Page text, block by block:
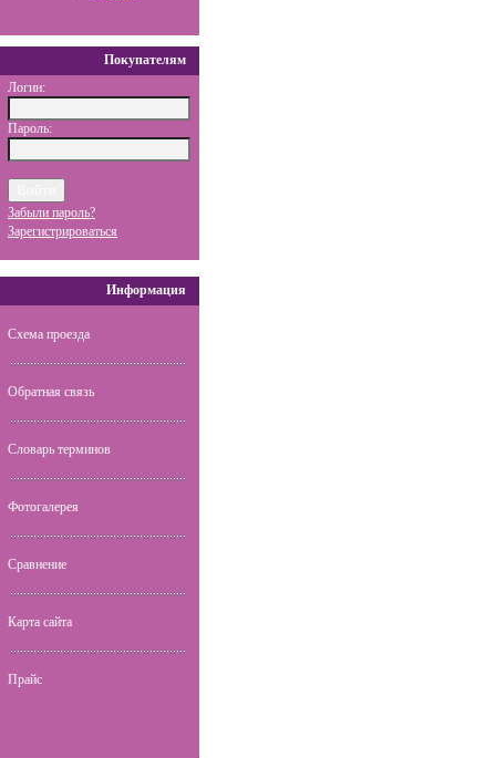
Покупателям
Логин:
Пароль:
Забыли пароль?
Зарегистрироваться
Информация
Схема проезда
Обратная связь
Словарь терминов
Фотогалерея
Сравнение
Карта сайта
Прайс